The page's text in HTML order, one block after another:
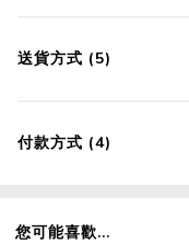
送貨方式 (5)
付款方式 (4)
您可能喜歡...